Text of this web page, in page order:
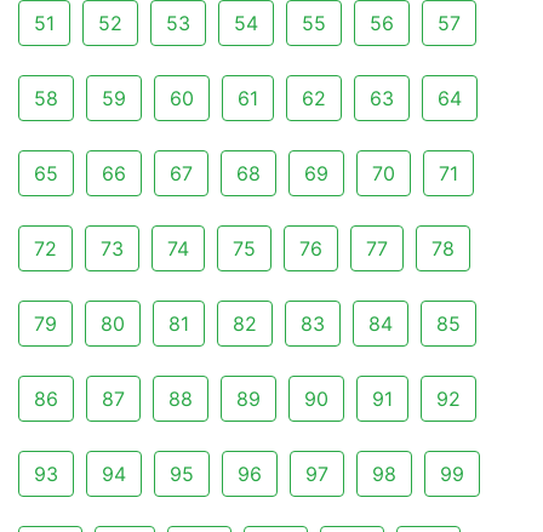
51 52 53 54 55 56 57
58 59 60 61 62 63 64
65 66 67 68 69 70 71
72 73 74 75 76 77 78
79 80 81 82 83 84 85
86 87 88 89 90 91 92
93 94 95 96 97 98 99